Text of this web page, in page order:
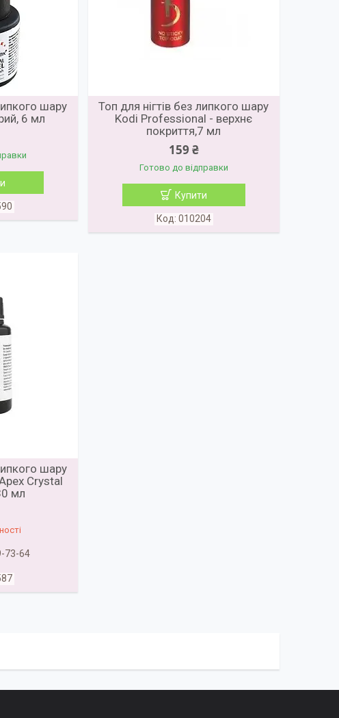
шару
6 мл
Топ для нігтів без липкого шару
Kodi Professional - верхнє
покриття,7 мл
159 ₴
Готово до відправки
Купити
010204
шару
Crystal
мл
73-64